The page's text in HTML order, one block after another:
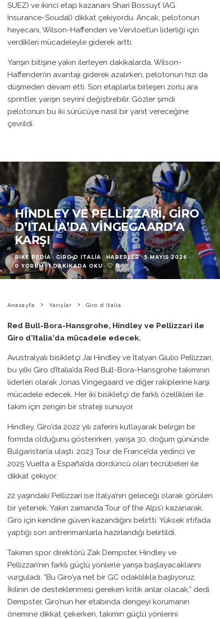
SUEZ) ve ikinci etap kazananı Shari Bossuyt (AG
Insurance-Soudal) dikkat çekiyordu. Ancak, pelotonun
heyecanı, Wilson-Haffenden ve Vervloet’un liderliği için
verdikleri mücadeleyle giderek arttı.
Yarışın bitişine yakın ilerleyen dakikalarda, Wilson-
Haffenden’in avantajı giderek azalırken, pelotonun hızı da
düşmeden devam etti. Son etaplarla birleşen zorlu ara
sprintler, yarışın seyrini değiştirebilir. Gözler şimdi
pelotonun bu iki sürücüye nasıl bir yanıt vereceğine
çevrildi.
HINDLEY VE PELLIZZARI, GIRO
D’ITALIA’DA VINGEGAARD’A
KARŞI
BIKE PEDIA · GIRO D ITALIA HABERLER · 5 MAYIS 2026 ·
0 YORUM · 1 DAKIKADA OKU · 0
Anasayfa Yarışlar Giro d Italia
Red Bull-Bora-Hansgrohe, Hindley ve Pellizzari ile
Giro d'Italia'da mücadele edecek.
Avustralyalı bisikletçi Jai Hindley ve İtalyan Giulio Pellizzari,
bu yılki Giro d’Italia’da Red Bull-Bora-Hansgrohe takımının
liderleri olarak Jonas Vingegaard ve diğer rakiplerine karşı
mücadele edecek. Her iki bisikletçi de farklı özellikleri ile
takım için zengin bir strateji sunuyor.
Hindley, Giro’da 2022 yılı zaferini kutlayarak belirgin bir
formda olduğunu gösterirken, yarışa 30. doğum gününde
Bulgaristan’a ulaştı. 2023 Tour de France’da yedinci ve
2025 Vuelta a España’da dördüncü olan tecrübeleri ile
dikkat çekiyor.
22 yaşındaki Pellizzari ise İtalya’nın geleceği olarak görülen
bir yetenek. Yakın zamanda Tour of the Alps’ı kazanarak,
Giro için kendine güven kazandığını belirtti. Yüksek irtifada
yaptığı son antrenmanlarla hazırlandığı belirtildi.
Takımın spor direktörü Zak Dempster, Hindley ve
Pellizzari’nin farklı güçlü yönlerle yarışa başlayacaklarını
vurguladı. “Bu Giro’ya net bir GC odaklılıkla başlıyoruz.
İkilinin de desteklenmesi gereken kritik anlar olacak,” dedi.
Dempster, Giro’nun her etabında dengeyi korumanın
önemine dikkat çekerken, takımın güçlü yönlerini